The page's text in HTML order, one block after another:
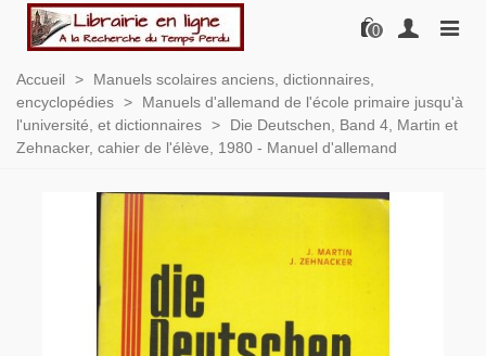
0
Accueil >
Manuels scolaires anciens, dictionnaires,
encyclopédies >
Manuels d'allemand de l'école primaire jusqu'à
l'université, et dictionnaires >
Die Deutschen, Band 4, Martin et
Zehnacker, cahier de l'élève, 1980 - Manuel d'allemand